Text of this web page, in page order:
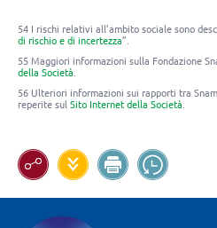
54 I rischi relativi all’ambito sociale sono
di rischio e di incertezza”.
55 Maggiori informazioni sulla Fondazione
della Società
56 Ulteriori informazioni sui rapporti tra
reperite sul Sito Internet della Società